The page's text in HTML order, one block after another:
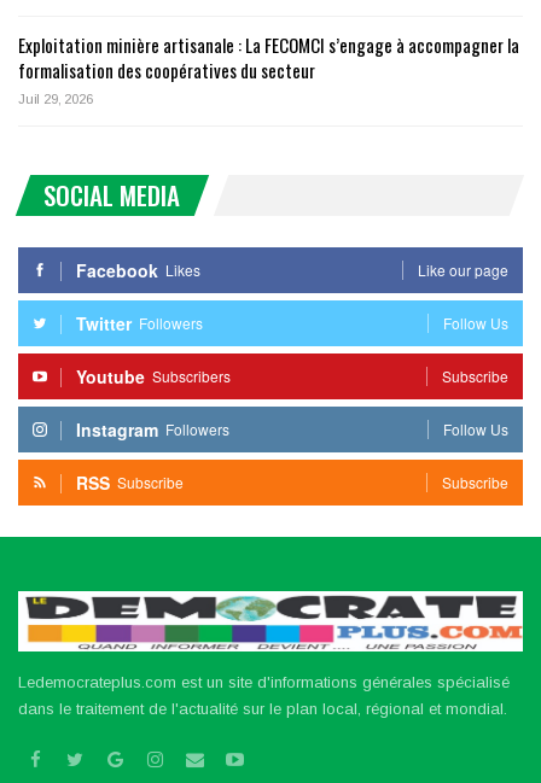
Exploitation minière artisanale : La FECOMCI s’engage à accompagner la
formalisation des coopératives du secteur
Juil 29, 2026
SOCIAL MEDIA
Facebook Likes Like our page
Twitter Followers Follow Us
Youtube Subscribers Subscribe
Instagram Followers Follow Us
RSS Subscribe Subscribe
Ledemocrateplus.com est un site d'informations générales spécialisé
dans le traitement de l'actualité sur le plan local, régional et mondial.